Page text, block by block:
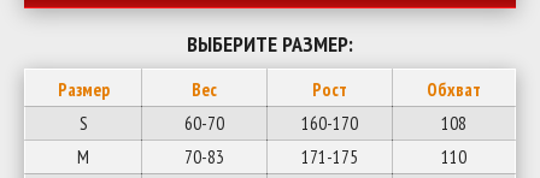
ВЫБЕРИТЕ РАЗМЕР:
Размер Вес Рост
Обхват
S
60-70 160-170
108
M
70-83 171-175
110